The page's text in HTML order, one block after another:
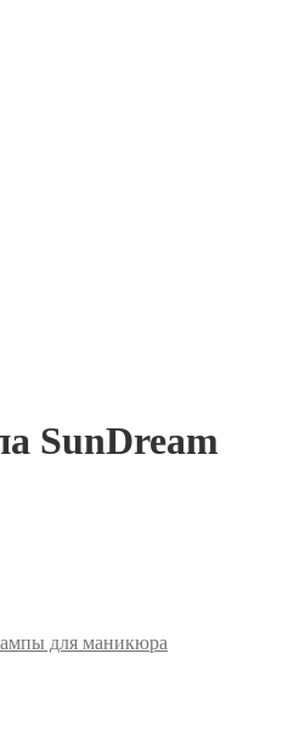
SunDream
для маникюра